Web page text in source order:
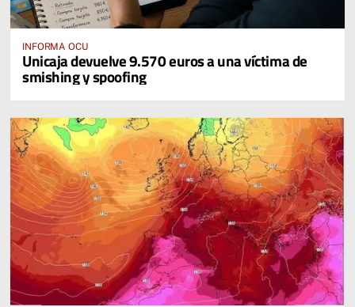
INFORMA OCU
Unicaja devuelve 9.570 euros a una víctima de
smishing y spoofing